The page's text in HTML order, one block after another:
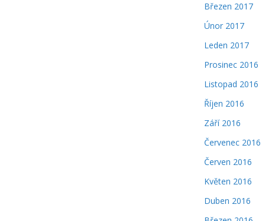
Březen 2017
Únor 2017
Leden 2017
Prosinec 2016
Listopad 2016
Říjen 2016
Září 2016
Červenec 2016
Červen 2016
Květen 2016
Duben 2016